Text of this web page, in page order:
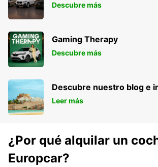
Descubre más
Gaming Therapy
Descubre más
Descubre nuestro blog e
Leer más
¿Por qué alquilar un
Europcar?